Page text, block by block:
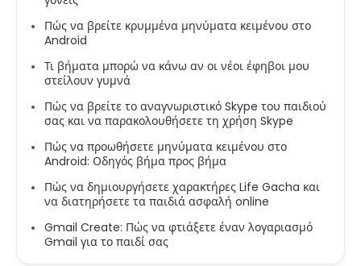
Πώς να βρείτε κρυμμένα μηνύματα κειμένου στο
Android
Τι βήματα μπορώ να κάνω αν οι νέοι έφηβοι μου
στείλουν γυμνά
Πώς να βρείτε το αναγνωριστικό Skype του παιδιού
σας και να παρακολουθήσετε τη χρήση Skype
Πώς να προωθήσετε μηνύματα κειμένου στο
Android: Οδηγός βήμα προς βήμα
Πώς να δημιουργήσετε χαρακτήρες Life Gacha και
να διατηρήσετε τα παιδιά ασφαλή online
Gmail Create: Πώς να φτιάξετε έναν λογαριασμό
Gmail για το παιδί σας